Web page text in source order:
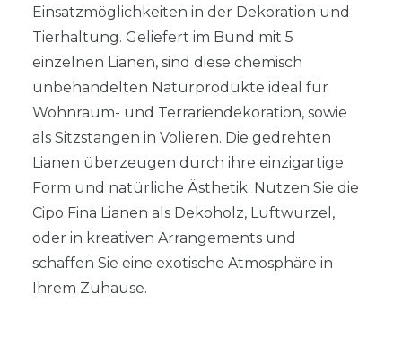
Einsatzmöglichkeiten in der Dekoration und
Tierhaltung. Geliefert im Bund mit 5
einzelnen Lianen, sind diese chemisch
unbehandelten Naturprodukte ideal für
Wohnraum- und Terrariendekoration, sowie
als Sitzstangen in Volieren. Die gedrehten
Lianen überzeugen durch ihre einzigartige
Form und natürliche Ästhetik. Nutzen Sie die
Cipo Fina Lianen als Dekoholz, Luftwurzel,
oder in kreativen Arrangements und
schaffen Sie eine exotische Atmosphäre in
Ihrem Zuhause.